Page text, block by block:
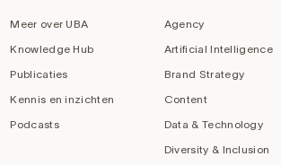
Meer over UBA
Knowledge Hub
Publicaties
Kennis en inzichten
Podcasts
Agency
Artificial Intelligence
Brand Strategy
Content
Data & Technology
Diversity & Inclusion